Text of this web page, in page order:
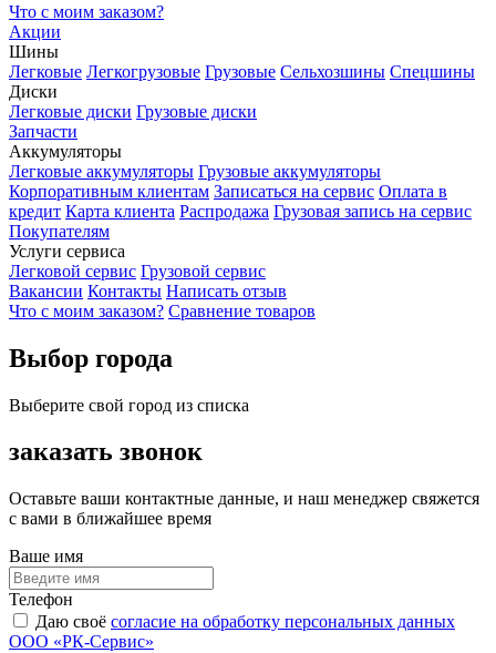
Что с моим заказом?
Акции
Шины
Легковые Легкогрузовые Грузовые Сельхозшины Спецшины
Диски
Легковые диски Грузовые диски
Запчасти
Аккумуляторы
Легковые аккумуляторы Грузовые аккумуляторы
Корпоративным клиентам Записаться на сервис Оплата в
кредит Карта клиента Распродажа Грузовая запись на сервис
Покупателям
Услуги сервиса
Легковой сервис Грузовой сервис
Вакансии Контакты Написать отзыв
Что с моим заказом? Сравнение товаров
Выбор города
Выберите свой город из списка
заказать звонок
Оставьте ваши контактные данные, и наш менеджер свяжется
с вами в ближайшее время
Ваше имя
Телефон
Даю своё согласие на обработку персональных данных
ООО «РК-Сервис»